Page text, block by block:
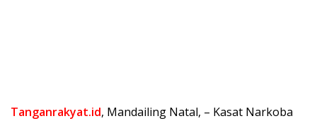
Tanganrakyat.id, Mandailing Natal, – Kasat Narkoba